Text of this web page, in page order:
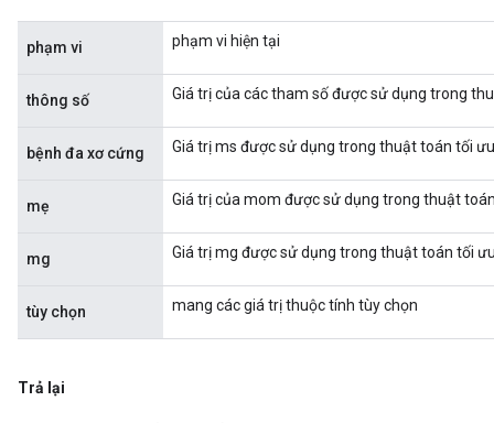
phạm vi phạm vi hiện tại
thông số Giá trị của các tham số được sử dụng trong
bệnh đa xơ cứng Giá trị ms được sử dụng trong thuật toán tối
mẹ Giá trị của mom được sử dụng trong thuật
mg Giá trị mg được sử dụng trong thuật toán tối
tùy chọn mang các giá trị thuộc tính tùy chọn
Trả lại